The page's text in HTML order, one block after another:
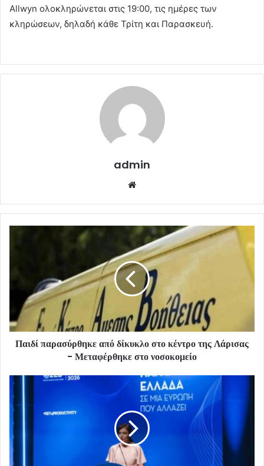
Allwyn ολοκληρώνεται στις 19:00, τις ημέρες των
κληρώσεων, δηλαδή κάθε Τρίτη και Παρασκευή.
admin
Παιδί παρασύρθηκε από δίκυκλο στο κέντρο της Λάρισας
- Μεταφέρθηκε στο νοσοκομείο